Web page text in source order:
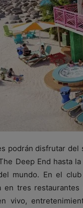
podrán disfrutar
Deep End hasta
mundo. En el
en tres
vivo,